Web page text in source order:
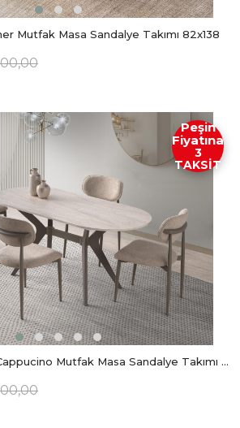
Mutfak Masa Sandalye Takımı 82x138
Star Polo Travertan Cappucino Mutfak Masa Sandalye Takımı 82x138
Peşin
Fiyatına
3
TAKSİT